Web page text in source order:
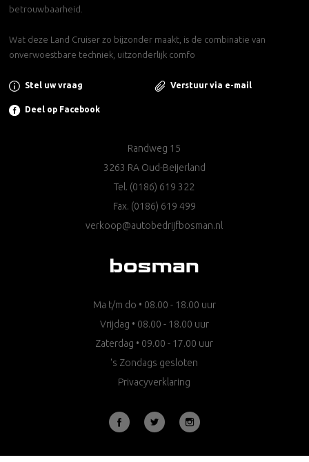
betrouwbaarheid.
Wat deze Land Cruiser zo bijzonder maakt, is de combinatie van
onverwoestbare techniek, uitzonderlijk comfo
Stel uw vraag Verstuur via e-mail
Deel op Facebook
Randweg 15
3263 RA Oud-Beijerland
Tel. (0186) 619 322
Fax. (0186) 619 499
verkoop@autobedrijfbosman.nl
Ma t/m do • 08.00 - 18.00 uur
Vrijdag • 08.00 - 18.00 uur
Zaterdag • 09.00 - 17.00 uur
's Zondags gesloten
Privacyverklaring